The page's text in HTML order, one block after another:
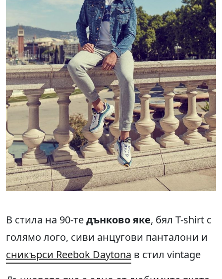
В стила на 90-тедънково яке, бял T-shirt с
голямо лого, сиви анцугови панталони и
сникърси Reebok Daytona в стил vintage